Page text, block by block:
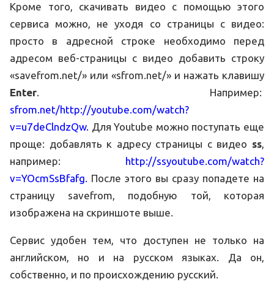
Кроме того, скачивать видео с помощью этого
сервиса можно, не уходя со страницы с видео:
просто в адресной строке необходимо перед
адресом веб-страницы с видео добавить строку
«savefrom.net/» или «sfrom.net/» и нажать клавишу
Enter. Например:
sfrom.net/http://youtube.com/watch?
v=u7deClndzQw. Для Youtube можно поступать еще
проще: добавлять к адресу страницы с видео ss,
например: http://ssyoutube.com/watch?
v=YOcmSsBfafg. После этого вы сразу попадете на
страницу savefrom, подобную той, которая
изображена на скриншоте выше.
Сервис удобен тем, что доступен не только на
английском, но и на русском языках. Да он,
собственно, и по происхождению русский.